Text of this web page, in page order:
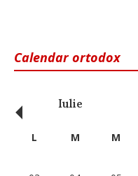
Calendar ortodox
Iulie
‹ L M M